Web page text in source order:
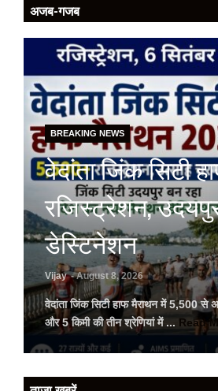
अजब-गजब
BREAKING NEWS
वेदांता जिंक सिटी
रजिस्ट्रेशन,
डेस्टिनेशन
Vijay - August 8, 2026
वेदांता जिंक सिटी हाफ मैराथन में 5,500 से
और 5 किमी की तीन श्रेणियां में ... Read